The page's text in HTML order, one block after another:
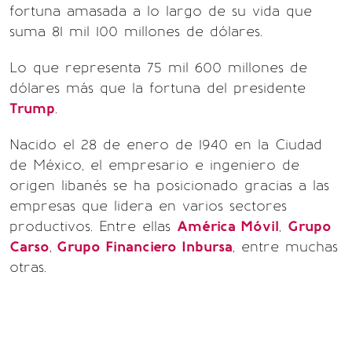
fortuna amasada a lo largo de su vida que
suma 81 mil 100 millones de dólares.
Lo que representa 75 mil 600 millones de
dólares más que la fortuna del presidente
Trump.
Nacido el 28 de enero de 1940 en la Ciudad
de México, el empresario e ingeniero de
origen libanés se ha posicionado gracias a las
empresas que lidera en varios sectores
productivos. Entre ellas América Móvil, Grupo
Carso, Grupo Financiero Inbursa, entre muchas
otras.